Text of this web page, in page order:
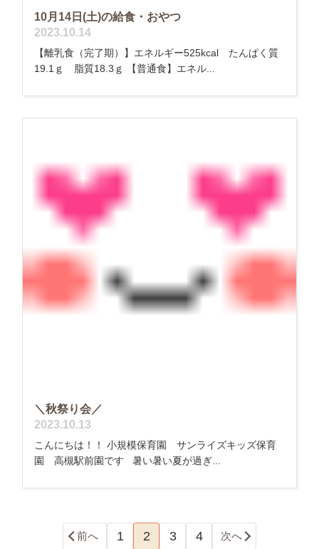
10月14日(土)の給食・おやつ
2023.10.14
【離乳食（完了期）】エネルギー525kcal たんぱく質
19.1ｇ 脂質18.3ｇ 【普通食】エネル...
＼秋祭り会／
2023.10.13
こんにちは！！ 小規模保育園 サンライズキッズ保育
園 高槻駅前園です 暑い暑い夏が過ぎ...
前へ 1 2 3 4 次へ